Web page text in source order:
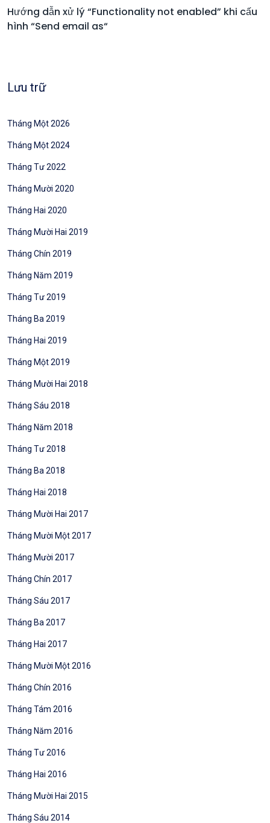
Hướng dẫn xử lý “Functionality not enabled” khi cấu
hình “Send email as“
Lưu trữ
Tháng Một 2026
Tháng Một 2024
Tháng Tư 2022
Tháng Mười 2020
Tháng Hai 2020
Tháng Mười Hai 2019
Tháng Chín 2019
Tháng Năm 2019
Tháng Tư 2019
Tháng Ba 2019
Tháng Hai 2019
Tháng Một 2019
Tháng Mười Hai 2018
Tháng Sáu 2018
Tháng Năm 2018
Tháng Tư 2018
Tháng Ba 2018
Tháng Hai 2018
Tháng Mười Hai 2017
Tháng Mười Một 2017
Tháng Mười 2017
Tháng Chín 2017
Tháng Sáu 2017
Tháng Ba 2017
Tháng Hai 2017
Tháng Mười Một 2016
Tháng Chín 2016
Tháng Tám 2016
Tháng Năm 2016
Tháng Tư 2016
Tháng Hai 2016
Tháng Mười Hai 2015
Tháng Sáu 2014